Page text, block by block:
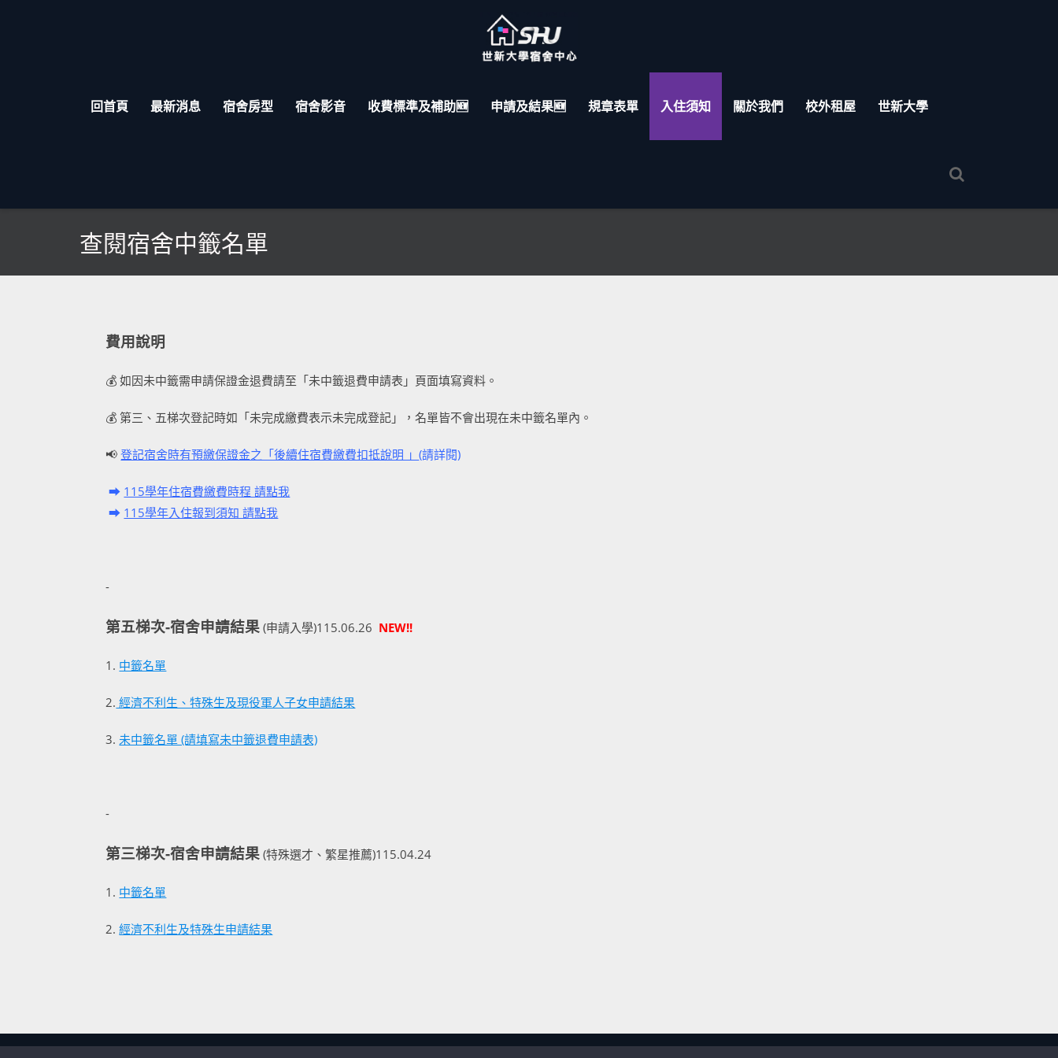
回首頁 最新消息 宿舍房型 宿舍影音 收費標準及補助🆕 申請及結果🆕 規章表單 入住須知 關於我們 校外租屋 世新大學
查閱宿舍中籤名單
費用說明
💰 如因未中籤需申請保證金退費請至「未中籤退費申請表」頁面填寫資料。
💰 第三、五梯次登記時如「未完成繳費表示未完成登記」，名單皆不會出現在未中籤名單內。
📢 登記宿舍時有預繳保證金之「後續住宿費繳費扣抵說明 」(請詳閱)
➡ 115學年住宿費繳費時程 請點我
➡ 115學年入住報到須知 請點我
-
第五梯次-宿舍申請結果 (申請入學)115.06.26 NEW!!
1. 中籤名單
2. 經濟不利生、特殊生及現役軍人子女申請結果
3. 未中籤名單 (請填寫未中籤退費申請表)
-
第三梯次-宿舍申請結果 (特殊選才、繁星推薦)115.04.24
1. 中籤名單
2.經濟不利生及特殊生申請結果